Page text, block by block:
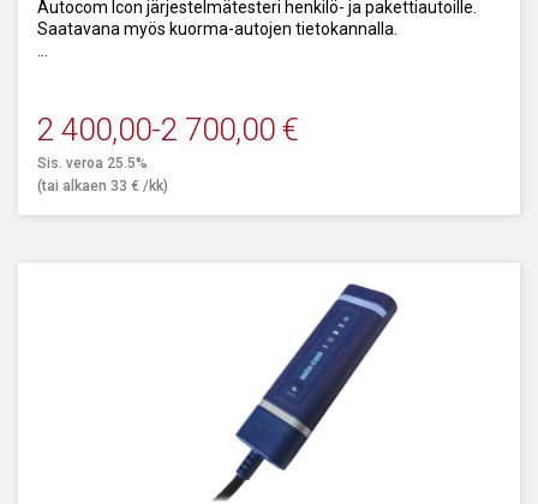
merkkikohtaisen diagnostiikkaohjelmiston avulla käyttäen
Passthru protokollia.
mahdollisuuden kouluttautua yhä ammattitaitoisemmaksi
järjestelmä-asiantuntijaksi.
Autocom Icon järjestelmätesteri henkilö- ja pakettiautoille.
Saatavana myös kuorma-autojen tietokannalla.
2 400,00-2 700,00 €
Sis. veroa 25.5%
(tai alkaen 33 € /kk)